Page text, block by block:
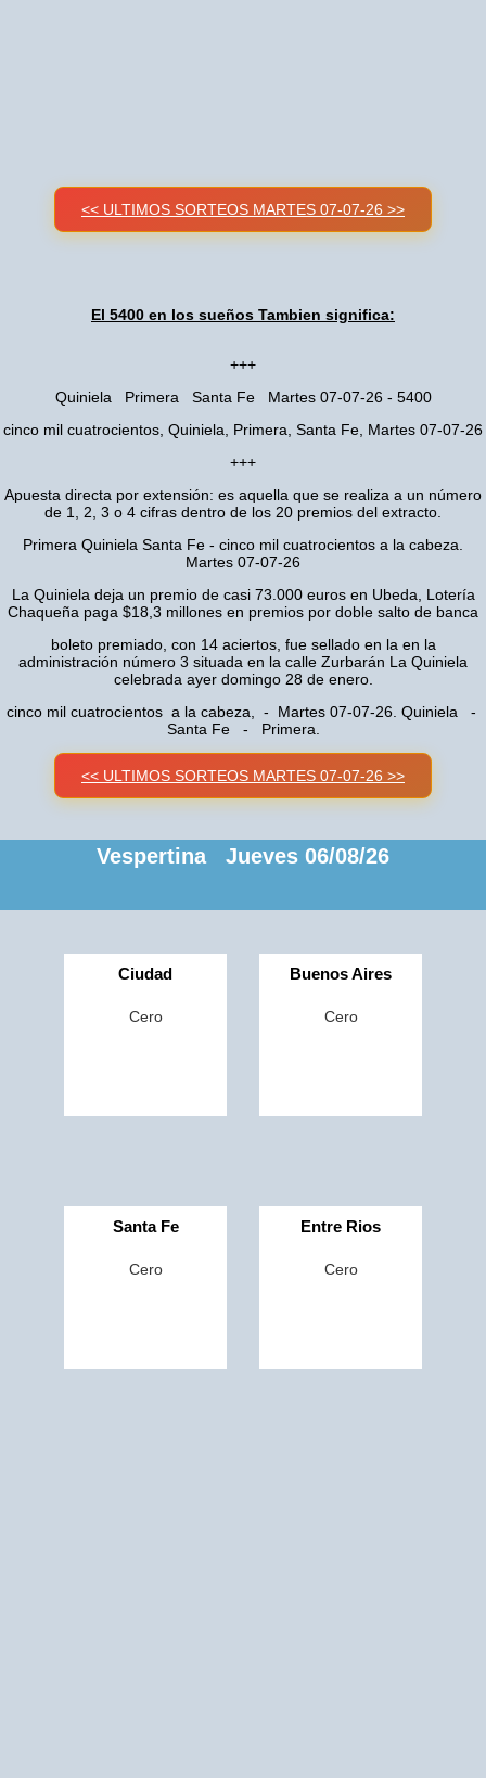
<< ULTIMOS SORTEOS MARTES 07-07-26 >>
El 5400 en los sueños Tambien significa:
+++
Quiniela Primera Santa Fe Martes 07-07-26 - 5400
cinco mil cuatrocientos, Quiniela, Primera, Santa Fe, Martes 07-07-26
+++
Apuesta directa por extensión: es aquella que se realiza a un número
de 1, 2, 3 o 4 cifras dentro de los 20 premios del extracto.
Primera Quiniela Santa Fe - cinco mil cuatrocientos a la cabeza.
Martes 07-07-26
La Quiniela deja un premio de casi 73.000 euros en Ubeda, Lotería
Chaqueña paga $18,3 millones en premios por doble salto de banca
boleto premiado, con 14 aciertos, fue sellado en la en la
administración número 3 situada en la calle Zurbarán La Quiniela
celebrada ayer domingo 28 de enero.
cinco mil cuatrocientos a la cabeza, - Martes 07-07-26. Quiniela -
Santa Fe - Primera.
<< ULTIMOS SORTEOS MARTES 07-07-26 >>
Vespertina Jueves 06/08/26
Ciudad
Cero
Buenos Aires
Cero
Santa Fe
Cero
Entre Rios
Cero